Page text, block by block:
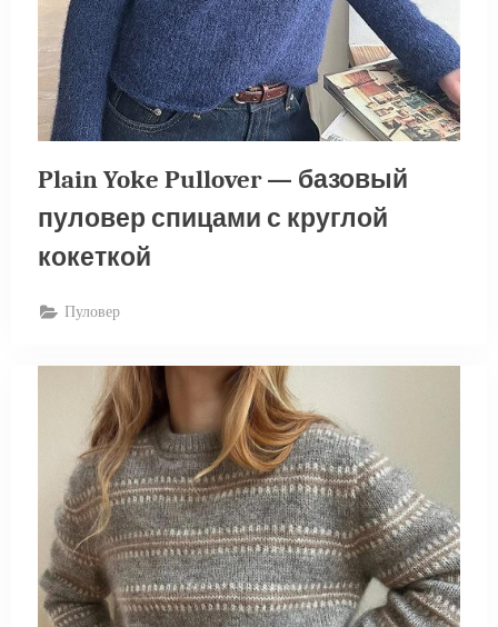
Plain Yoke Pullover — базовый
пуловер спицами с круглой
кокеткой
Пуловер